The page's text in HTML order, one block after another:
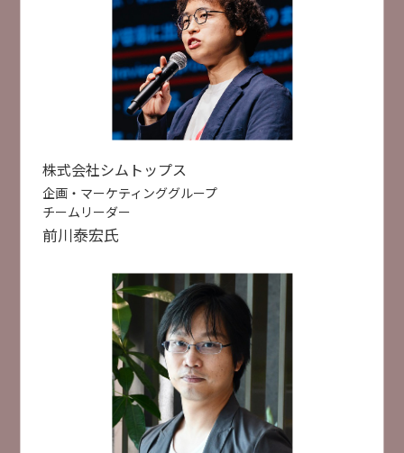
フリー株式会社
佐々木 大輔 氏
株式会社月刊総務
豊田 健一 氏
AI活用の落とし穴？ 知っておきたい情報漏洩リス
クとセキュリティ対策
株式会社大塚商会
小林 未青
セキュリティ対策 事例紹介
11:00 ~ 11:30
セキュリティ人材不足でもリスク最小化を目指す
「プロアクティブ」なアプローチ
トレンドマイクロ株式会社
福田 俊介 氏
セキュリティ対策 人手不足対策
セミナー検索
特別セミナー
クラウド活用
ITインフラ整備
建設DX
事例紹介
2月18日 2月19日
選択した項目をリセットする
株式会社シムトップス
企画・マーケティンググループ
チームリーダー
前川泰宏氏